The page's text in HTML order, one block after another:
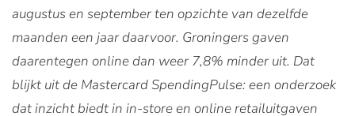
augustus en september ten opzichte van dezelfde
maanden een jaar daarvoor. Groningers gaven
daarentegen online dan weer 7,8% minder uit. Dat
blijkt uit de Mastercard SpendingPulse: een onderzoek
dat inzicht biedt in in-store en online retailuitgaven